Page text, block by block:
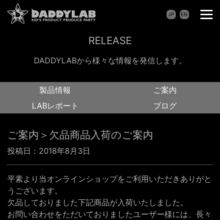
JP EN
RELEASE
DADDYLABから様々な情報を発信します。
製品情報
ご案内
LABレポート
ブログ
ご案内＞欠品商品入荷のご案内
投稿日： 2018年8月3日
平素より当オンラインショップをご利用いただきありがと
うございます。
欠品しておりました下記商品が入荷いたしました。
お問い合わせをただいておりましたユーザー様には、長々